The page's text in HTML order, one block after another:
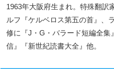
1963年大阪府生まれ。特殊翻訳
ルフ『ケルベロス第五の首』、
修に『J・G・バラード短編全集
信』『新世紀読書大全』他。